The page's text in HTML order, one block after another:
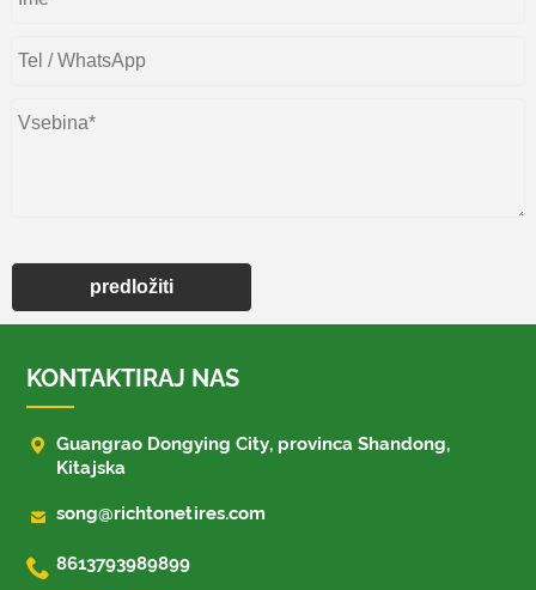
predložiti
KONTAKTIRAJ NAS
 Guangrao Dongying City, provinca Shandong,
Kitajska
 song@richtonetires.com
 8613793989899